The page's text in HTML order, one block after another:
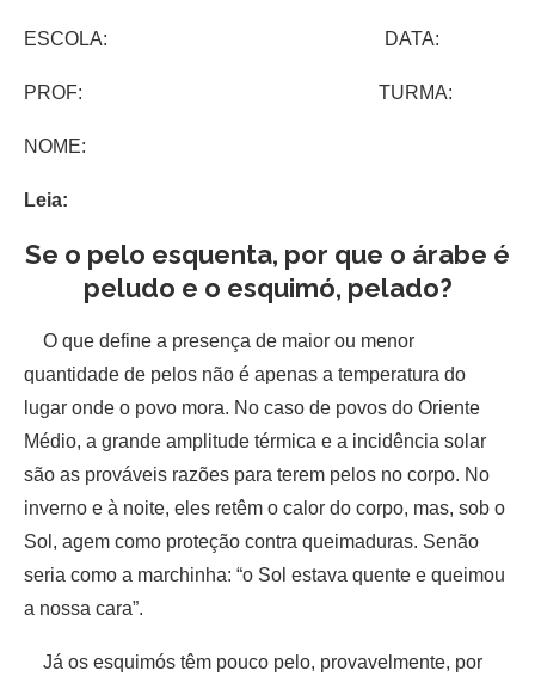
ESCOLA: DATA:
PROF: TURMA:
NOME:
Leia:
Se o pelo esquenta, por que o árabe é
peludo e o esquimó, pelado?
O que define a presença de maior ou menor
quantidade de pelos não é apenas a temperatura do
lugar onde o povo mora. No caso de povos do Oriente
Médio, a grande amplitude térmica e a incidência solar
são as prováveis razões para terem pelos no corpo. No
inverno e à noite, eles retêm o calor do corpo, mas, sob o
Sol, agem como proteção contra queimaduras. Senão
seria como a marchinha: “o Sol estava quente e queimou
a nossa cara”.
Já os esquimós têm pouco pelo, provavelmente, por